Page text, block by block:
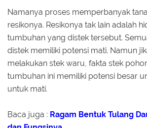
Namanya proses memperbanyak
resikonya. Resikonya tak lain adalah
tumbuhan yang distek tersebut.
distek memiliki potensi mati. Namun
melakukan stek waru, fakta stek
tumbuhan ini memiliki potensi besar
untuk mati.
Baca juga : Ragam Bentuk Tulang